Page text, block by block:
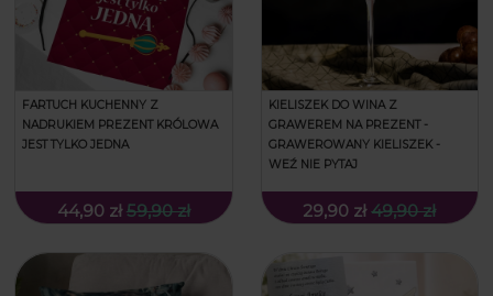
FARTUCH KUCHENNY Z
NADRUKIEM PREZENT KRÓLOWA
JEST TYLKO JEDNA
44,90 zł 59,90 zł
KIELISZEK DO WINA Z
GRAWEREM NA PREZENT -
GRAWEROWANY KIELISZEK -
WEŹ NIE PYTAJ
29,90 zł 49,90 zł